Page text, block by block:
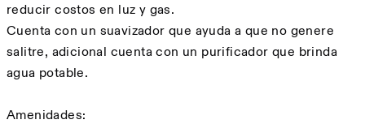
reducir costos en luz y gas.
Cuenta con un suavizador que ayuda a que no genere
salitre, adicional cuenta con un purificador que brinda
agua potable.
Amenidades: